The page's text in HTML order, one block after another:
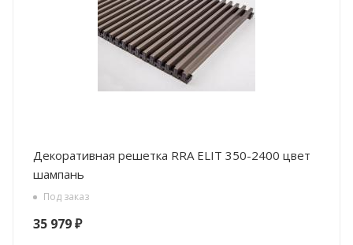
Декоративная решетка RRA ELIT 350-2400 цвет
шампань
Под заказ
35 979₽